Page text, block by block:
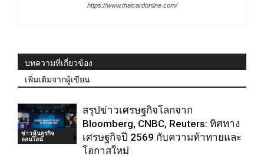
https://www.thaicardonline.com/
บทความที่เกี่ยวข้อง
เพิ่มเติมจากผู้เขียน
ข่าวหุ้นธุรกิจ
ออนไลน์
สรุปข่าวเศรษฐกิจโลกจาก
Bloomberg, CNBC, Reuters: ทิศทาง
เศรษฐกิจปี 2569 กับความท้าทายและ
โอกาสใหม่